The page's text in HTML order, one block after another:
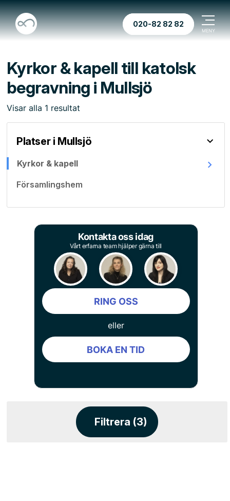
020-82 82 82
Kyrkor & kapell till katolsk
begravning i Mullsjö
Visar alla 1 resultat
Platser i Mullsjö
Kyrkor & kapell
Församlingshem
Kontakta oss idag
Vårt erfarna team hjälper gärna till
RING OSS
eller
BOKA EN TID
Filtrera (3)